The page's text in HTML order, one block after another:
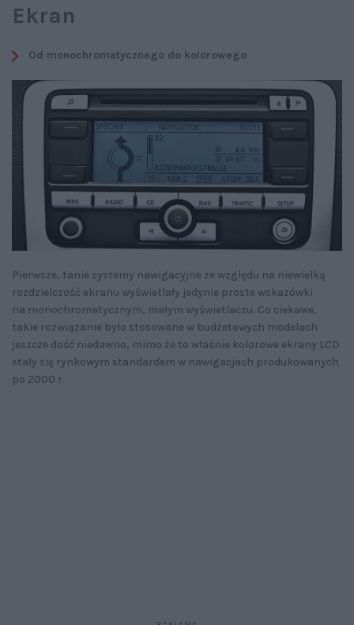
Ekran
Od monochromatycznego do kolorowego
Pierwsze, tanie systemy nawigacyjne ze względu na niewielką
rozdzielczość ekranu wyświetlały jedynie proste wskazówki
na monochromatycznym, małym wyświetlaczu. Co ciekawe,
takie rozwiązanie było stosowane w budżetowych modelach
jeszcze dość niedawno, mimo że to właśnie kolorowe ekrany LCD
stały się rynkowym standardem w nawigacjach produkowanych
po 2000 r.